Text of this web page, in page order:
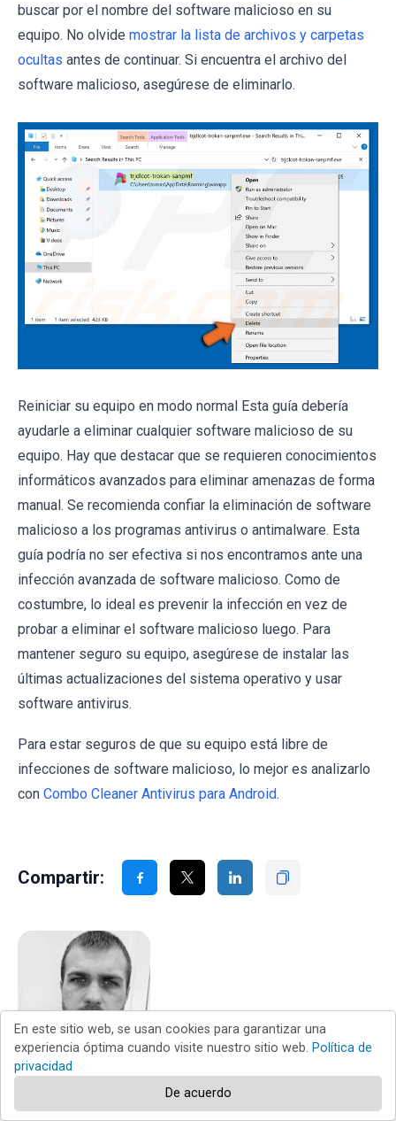
buscar por el nombre del software malicioso en su
equipo. No olvide mostrar la lista de archivos y carpetas
ocultas antes de continuar. Si encuentra el archivo del
software malicioso, asegúrese de eliminarlo.
Reiniciar su equipo en modo normal Esta guía debería
ayudarle a eliminar cualquier software malicioso de su
equipo. Hay que destacar que se requieren conocimientos
informáticos avanzados para eliminar amenazas de forma
manual. Se recomienda confiar la eliminación de software
malicioso a los programas antivirus o antimalware. Esta
guía podría no ser efectiva si nos encontramos ante una
infección avanzada de software malicioso. Como de
costumbre, lo ideal es prevenir la infección en vez de
probar a eliminar el software malicioso luego. Para
mantener seguro su equipo, asegúrese de instalar las
últimas actualizaciones del sistema operativo y usar
software antivirus.
Para estar seguros de que su equipo está libre de
infecciones de software malicioso, lo mejor es analizarlo
con Combo Cleaner Antivirus para Android.
Compartir:
Tomas Meskauskas
Investigador experto en seguridad, analista profesional de
En este sitio web, se usan cookies para garantizar una
experiencia óptima cuando visite nuestro sitio web. Política de
privacidad
De acuerdo